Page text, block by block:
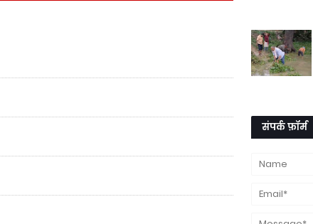
संपर्क फ़ॉर्म